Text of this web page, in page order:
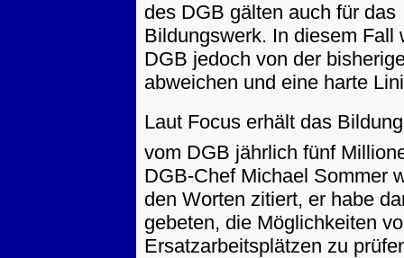
des DGB gälten auch für das
Bildungswerk. In diesem Fall
DGB jedoch von der
abweichen und eine harte
Laut Focus erhält das
vom DGB jährlich fünf
DGB-Chef Michael Sommer
den Worten zitiert, er habe
gebeten, die Möglichkeiten
Ersatzarbeitsplätzen zu